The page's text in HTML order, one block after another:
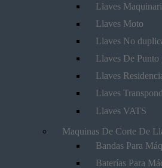
Llaves
Llaves Moto
Llaves No
Llaves De Punto
Llaves
Llaves
Llaves VATS
Maquinas De Corte De
Bandas Para
Baterías Para